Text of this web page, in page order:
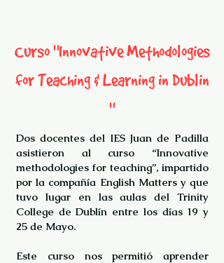
Curso "Innovative Methodologies
for Teaching & Learning in Dublin
"
Dos docentes del IES Juan de Padilla
asistieron al curso “Innovative
methodologies for teaching”, impartido
por la compañía English Matters y que
tuvo lugar en las aulas del Trinity
College de Dublín entre los días 19 y
25 de Mayo.
Este curso nos permitió aprender